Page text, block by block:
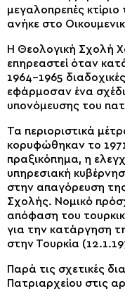
μεγαλοπρεπές
ανήκε στο
Η Θεολογική Σχολή
επηρεαστεί όταν
1964-1965
εφάρμοσαν ένα
υπονόμευσης του
Τα περιοριστικά
κορυφώθηκαν το
πραξικόπημα, η
υπηρεσιακή
στην απαγόρευση
Σχολής. Νομικό
απόφαση του
για την κατάργηση
στην Τουρκία
Παρά τις σχετικές
Πατριαρχείου στις